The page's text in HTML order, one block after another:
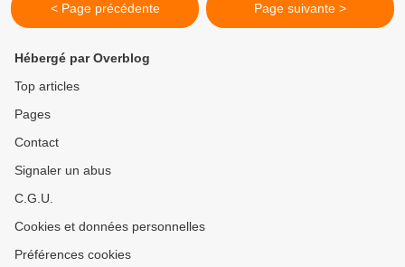
< Page précédente Page suivante >
Hébergé par Overblog
Top articles
Pages
Contact
Signaler un abus
C.G.U.
Cookies et données personnelles
Préférences cookies